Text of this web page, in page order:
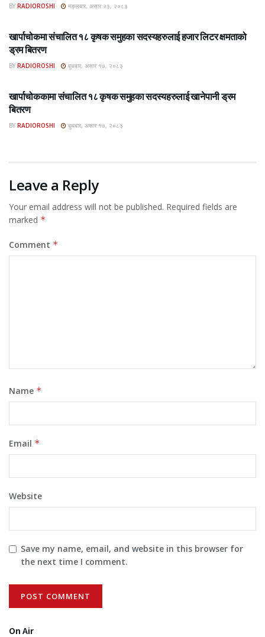
BY RADIOROSHI मङ्लबार, असार २३, २०८३
खार्पाचोकमा संचालित १८ कृषक समुहका सदस्यहरुलाई हजार लिटर क्षमताको
ड्रम बितरण
BY RADIOROSHI बुधबार, असार १७, २०८३
खार्पाचोककामा संचालित १८ कृषक समुहका सदस्यहरुलाई खानेपानी ड्रम
बितरण
BY RADIOROSHI बुधबार, असार १७, २०८३
Leave a Reply
Your email address will not be published. Required fields are
marked *
Comment *
Name *
Email *
Website
Save my name, email, and website in this browser for
the next time I comment.
On Air